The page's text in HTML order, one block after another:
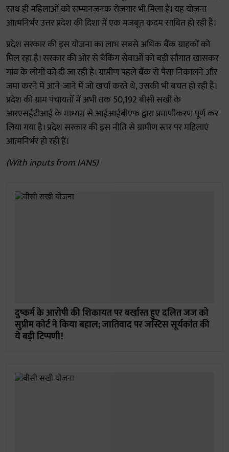
साथ ही महिलाओं को सम्मानजनक रोजगार भी मिला है। यह योजना
आत्मनिर्भर उत्तर प्रदेश की दिशा में एक मजबूत कदम साबित हो रही है।
प्रदेश सरकार की इस योजना का लाभ सबसे अधिक बैंक ग्राहकों को
मिल रहा है। सरकार की ओर से बैंकिंग सेवाओं को बड़ी सौगात खासकर
गांव के लोगों को दी जा रही है। ग्रामीण पहले बैंक से पैसा निकालने और
जमा करने में आने-जाने में जो खर्चा करते थे, उसकी भी बचत हो रही है।
प्रदेश की ग्राम पंचायतों में अभी तक 50,192 बीसी सखी के
आरएसईटीआई के माध्यम से आईआईबीएफ द्वारा प्रमाणीकरण पूर्ण कर
लिया गया है। प्रदेश सरकार की इस नीति से ग्रामीण स्तर पर महिलाएं
आत्मनिर्भर हो रही हैं।
(With inputs from IANS)
दुष्कर्म के आरोपी की शिकायत पर बर्खास्त हुए दलित जज को
सुप्रीम कोर्ट ने किया बहाल; जातिवाद पर जस्टिस सूर्यकांत की
ये बड़ी टिप्पणी!